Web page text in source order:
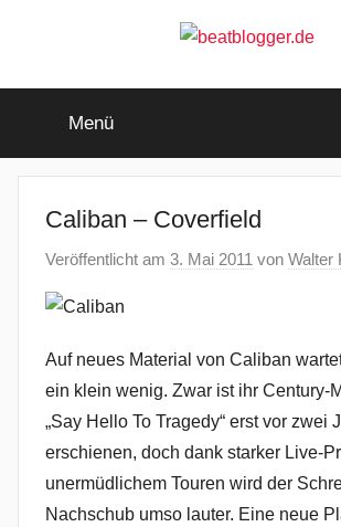
beatblogger.de
beat
goes
Menü
Caliban – Coverfield
Veröffentlicht am 3. Mai 2011 von Walter
Auf neues Material von Caliban
ein klein wenig. Zwar ist ihr Century-
„Say Hello To Tragedy“ erst vor zwei
erschienen, doch dank starker Live-
unermüdlichem Touren wird der
Nachschub umso lauter. Eine neue